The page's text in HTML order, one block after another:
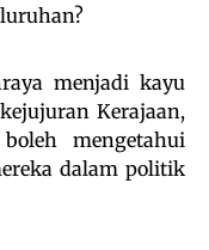
menjadi kayu
Kerajaan,
mengetahui
dalam politik